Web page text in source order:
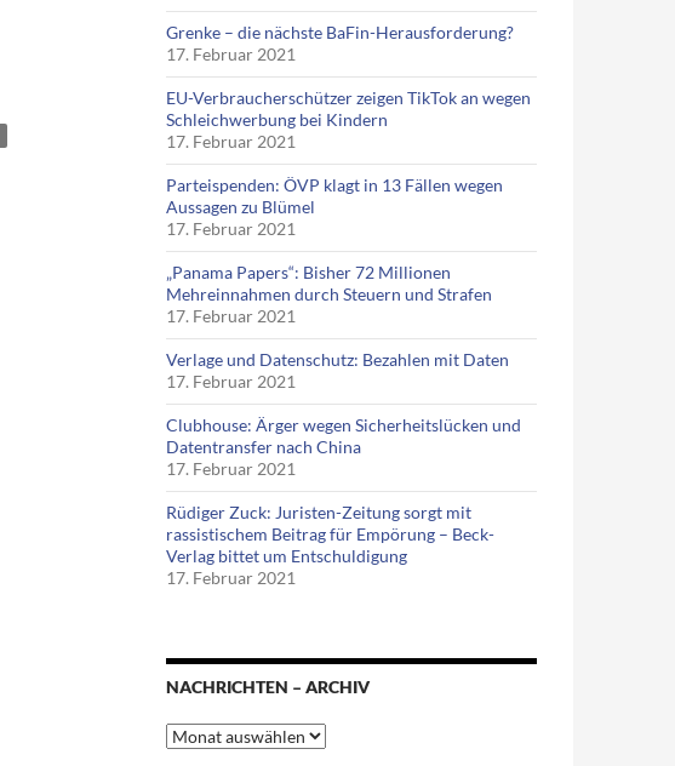
Grenke – die nächste BaFin-Herausforderung?
17. Februar 2021
EU-Verbraucherschützer zeigen TikTok an wegen
Schleichwerbung bei Kindern
17. Februar 2021
Parteispenden: ÖVP klagt in 13 Fällen wegen
Aussagen zu Blümel
17. Februar 2021
„Panama Papers“: Bisher 72 Millionen
Mehreinnahmen durch Steuern und Strafen
17. Februar 2021
Verlage und Datenschutz: Bezahlen mit Daten
17. Februar 2021
Clubhouse: Ärger wegen Sicherheitslücken und
Datentransfer nach China
17. Februar 2021
Rüdiger Zuck: Juristen-Zeitung sorgt mit
rassistischem Beitrag für Empörung – Beck-
Verlag bittet um Entschuldigung
17. Februar 2021
NACHRICHTEN – ARCHIV
Nachrichten
–